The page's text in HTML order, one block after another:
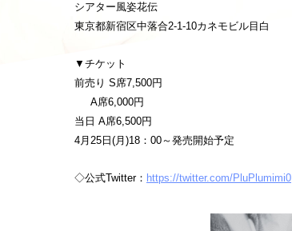
シアター風姿花伝
東京都新宿区中落合2-1-10カネモビル目白
▼チケット
前売り S席7,500円
A席6,000円
当日 A席6,500円
4月25日(月)18：00～発売開始予定
◇公式Twitter： https://twitter.com/PluPlumimi0